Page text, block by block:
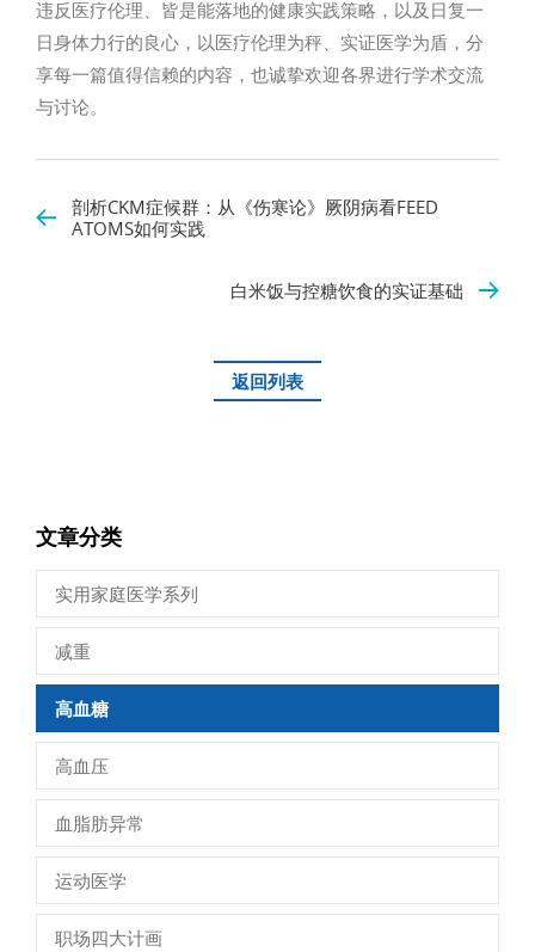
违反医疗伦理、皆是能落地的健康实践策略，以及日复一
日身体力行的良心，以医疗伦理为秤、实证医学为盾，分
享每一篇值得信赖的内容，也诚挚欢迎各界进行学术交流
与讨论。
剖析CKM症候群：从《伤寒论》厥阴病看FEED
ATOMS如何实践
白米饭与控糖饮食的实证基础
返回列表
文章分类
实用家庭医学系列
减重
高血糖
高血压
血脂肪异常
运动医学
职场四大计画